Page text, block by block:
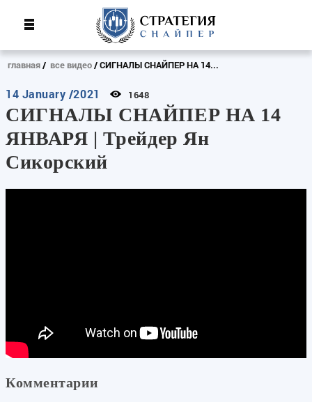
главная все видео СИГНАЛЫ СНАЙПЕР НА 14...
14 January /2021 1648
СИГНАЛЫ СНАЙПЕР НА 14
ЯНВАРЯ | Трейдер Ян
Сикорский
Комментарии